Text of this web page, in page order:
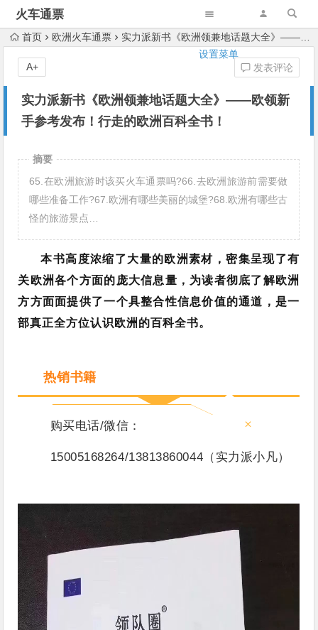
火车通票
设置菜单
首页 欧洲火车通票 实力派新书《欧洲领兼地话题大全》——欧领新手参考发布！行走的欧洲百科全书！
实力派新书《欧洲领兼地话题大全》——欧领新
手参考发布！行走的欧洲百科全书！
发表评论
A+
摘要
65.在欧洲旅游时该买火车通票吗?66.去欧洲旅游前需要做
哪些准备工作?67.欧洲有哪些美丽的城堡?68.欧洲有哪些古
怪的旅游景点…
本书高度浓缩了大量的欧洲素材，密集呈现了有
关欧洲各个方面的庞大信息量，为读者彻底了解欧洲
方方面面提供了一个具整合性信息价值的通道，是一
部真正全方位认识欧洲的百科全书。
热销书籍
+
购买电话/微信：
15005168264/13813860044（实力派小凡）